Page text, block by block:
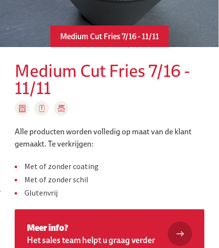
Medium Cut Fries 7/16 - 11/11
Medium Cut Fries 7/16 -
11/11
Alle producten worden volledig op maat van de klant
gemaakt.Te verkrijgen:
Met of zonder coating
Met of zonder schil
Glutenvrij
Meer info?
Het sales team helpt u graag verder